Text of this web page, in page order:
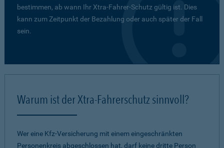
bestimmen, ab wann Ihr Xtra-Fahrer-Schutz gültig ist. Dies
kann zum Zeitpunkt der Bezahlung oder auch später der Fall
sein.
Warum ist der Xtra-Fahrerschutz sinnvoll?
Wer eine Kfz-Versicherung mit einem eingeschränkten
Personenkreis abgeschlossen hat, darf keine dritte Person